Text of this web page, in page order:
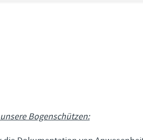
Bogenschützen: